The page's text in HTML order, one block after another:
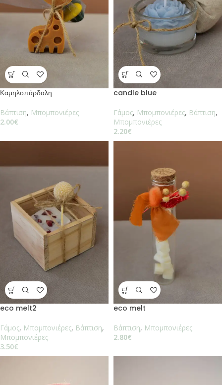
Καμηλοπάρδαλη
Βάπτιση, Μπομπονιέρες
2.00€
candle blue
Γάμος, Μπομπονιέρες, Βάπτιση,
Μπομπονιέρες
2.20€
eco melt2
Γάμος, Μπομπονιέρες, Βάπτιση,
Μπομπονιέρες
3.50€
eco melt
Βάπτιση, Μπομπονιέρες
2.80€